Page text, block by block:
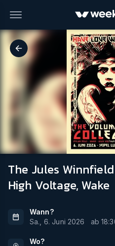
The Jules
High Voltage, Wake
Wann?
Sa., 6. Juni 2026
ab
Wo?